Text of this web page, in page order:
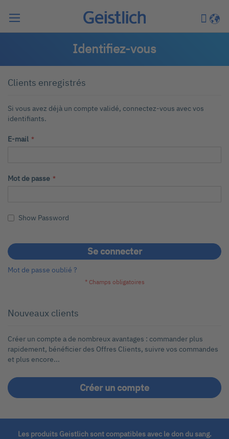
Mon
Identifiez-vous
Clients enregistrés
Si vous avez déjà un compte validé, connectez-vous avec vos
identifiants.
E-mail
Mot de passe
Show Password
Se connecter
Mot de passe oublié ?
Nouveaux clients
Créer un compte a de nombreux avantages : commander plus
rapidement, bénéficier des Offres Clients, suivre vos commandes
et plus encore...
Créer un compte
Les produits Geistlich sont compatibles avec le don du sang.